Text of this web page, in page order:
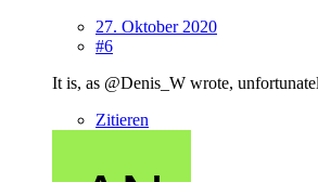
27. Oktober 2020
#6
It is, as @Denis_W wrote,
Zitieren